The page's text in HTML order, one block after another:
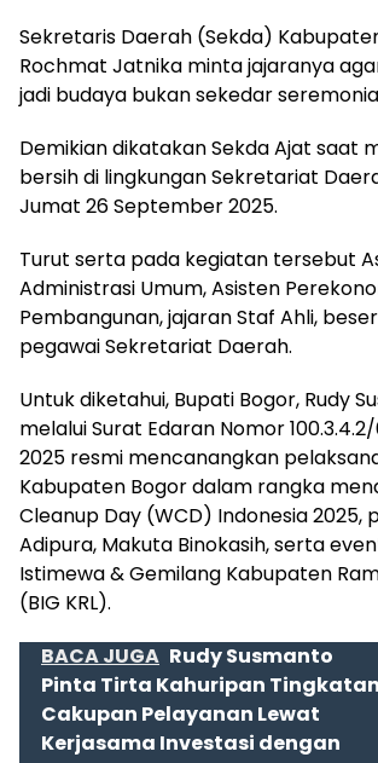
Sekretaris Daerah (Sekda)
Rochmat Jatnika minta jajaranya
jadi budaya bukan sekedar
Demikian dikatakan Sekda Ajat saat
bersih di lingkungan Sekretariat
Jumat 26 September 2025.
Turut serta pada kegiatan tersebut
Administrasi Umum, Asisten
Pembangunan, jajaran Staf Ahli,
pegawai Sekretariat Daerah.
Untuk diketahui, Bupati Bogor, Rudy
melalui Surat Edaran Nomor
2025 resmi mencanangkan
Kabupaten Bogor dalam rangka
Cleanup Day (WCD) Indonesia 2025,
Adipura, Makuta Binokasih, serta
Istimewa & Gemilang Kabupaten
(BIG KRL).
BACA JUGA Rudy Susmanto
Pinta Tirta Kahuripan Tingkatan
Cakupan Pelayanan Lewat
Kerjasama Investasi dengan